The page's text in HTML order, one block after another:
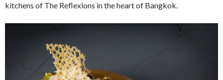
kitchens of The Reflexions in the heart of Bangkok.